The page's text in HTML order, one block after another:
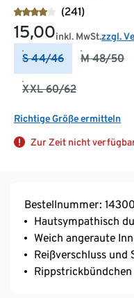
(241)
15,00inkl. MwSt.zzgl.
S 44/46 M 48/50
XXL 60/62
Richtige Größe ermitteln
Zur Zeit nicht
Bestellnummer:
Hautsympathisch
Weich angeraute
Reißverschluss und
Rippstrickbündchen